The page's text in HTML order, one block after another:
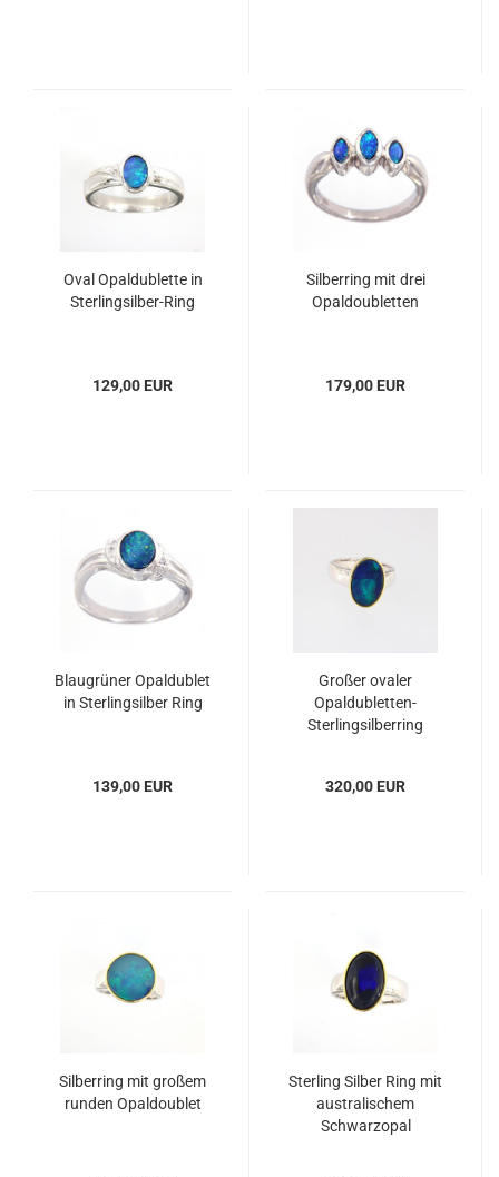
Oval Opaldublette in
Sterlingsilber-Ring
129,00 EUR
Silberring mit drei
Opaldoubletten
179,00 EUR
Blaugrüner Opaldublet
in Sterlingsilber Ring
139,00 EUR
Großer ovaler
Opaldubletten-
Sterlingsilberring
320,00 EUR
Silberring mit großem
runden Opaldoublet
Sterling Silber Ring mit
australischem
Schwarzopal